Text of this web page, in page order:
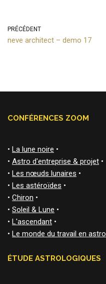
PRÉCÉDENT
neve architect – demo 17
CONFÉRENCES ZOOM
• La lune noire •
• Astro d'entreprise & projet •
• Les nœuds lunaires •
• Les astéroïdes •
• Chiron •
• Soleil & Lune •
• L'ascendant •
• Le monde du travail en astro
ÉTUDE ASTROLOGIQUES